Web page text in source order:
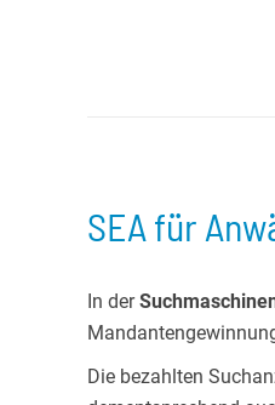
SEA für
In der
Die bezahlten